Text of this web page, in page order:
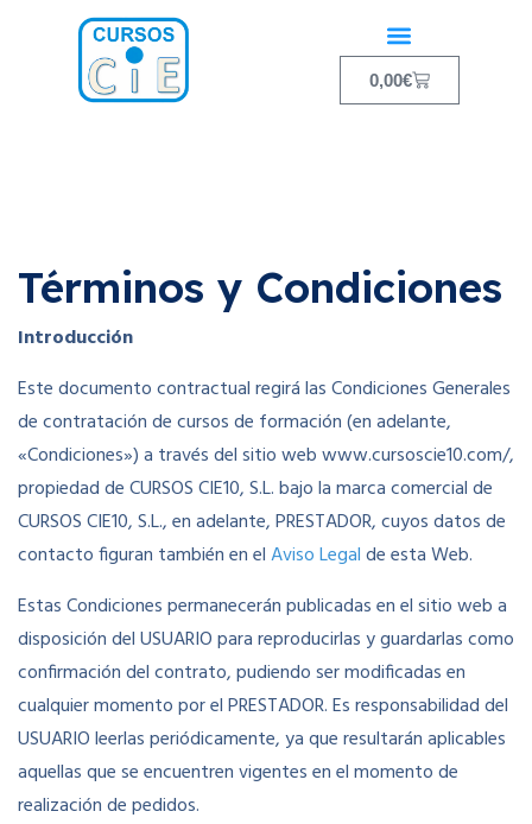
0,00€
Términos y Condiciones
Introducción
Este documento contractual regirá las Condiciones Generales
de contratación de cursos de formación (en adelante,
«Condiciones») a través del sitio web www.cursoscie10.com/,
propiedad de CURSOS CIE10, S.L. bajo la marca comercial de
CURSOS CIE10, S.L., en adelante, PRESTADOR, cuyos datos de
contacto figuran también en elAviso Legalde esta Web.
Estas Condiciones permanecerán publicadas en el sitio web a
disposición del USUARIO para reproducirlas y guardarlas como
confirmación del contrato, pudiendo ser modificadas en
cualquier momento por el PRESTADOR. Es responsabilidad del
USUARIO leerlas periódicamente, ya que resultarán aplicables
aquellas que se encuentren vigentes en el momento de
realización de pedidos.